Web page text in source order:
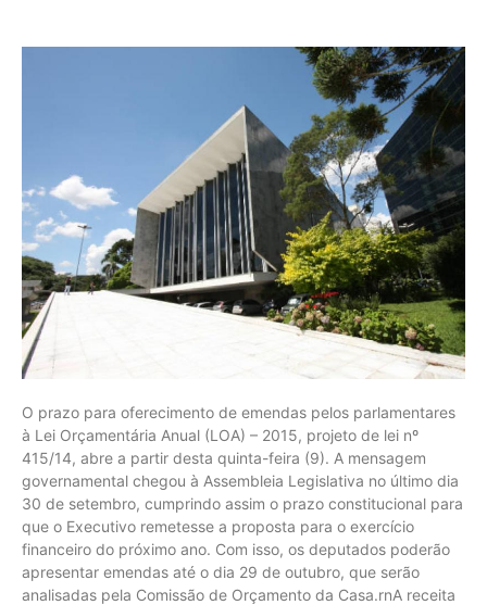
O prazo para oferecimento de emendas pelos parlamentares
à Lei Orçamentária Anual (LOA) – 2015, projeto de lei nº
415/14, abre a partir desta quinta-feira (9). A mensagem
governamental chegou à Assembleia Legislativa no último dia
30 de setembro, cumprindo assim o prazo constitucional para
que o Executivo remetesse a proposta para o exercício
financeiro do próximo ano. Com isso, os deputados poderão
apresentar emendas até o dia 29 de outubro, que serão
analisadas pela Comissão de Orçamento da Casa.rnA receita